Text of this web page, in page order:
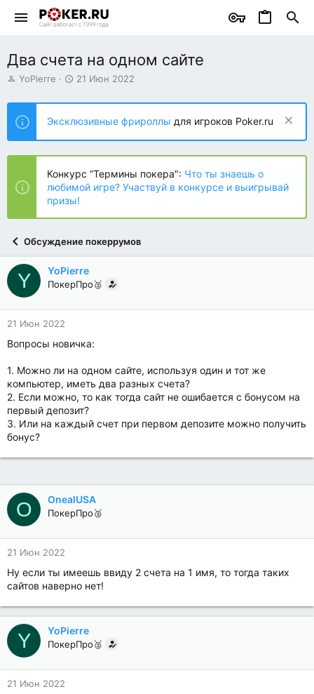
Два счета на одном сайте
А
т
о
р
т
е
ы
YoPierre
Д
т
н
а
ч
л
а
21 Июн 2022
Эксклюзивные фрироллы для игроков Poker.ru
Конкурс “Термины покера": Что ты знаешь о
любимой игре? Участвуй в конкурсе и выигрывай
призы!
Обсуждение покеррумов
Y YoPierre
ПокерПро🥈
21 Июн 2022
Вопросы новичка:
1. Можно ли на одном сайте, используя один и тот же
компьютер, иметь два разных счета?
2. Если можно, то как тогда сайт не ошибается с бонусом на
первый депозит?
3. Или на каждый счет при первом депозите можно получить
бонус?
O OnealUSA
ПокерПро🥈
21 Июн 2022
Ну если ты имеешь ввиду 2 счета на 1 имя, то тогда таких
сайтов наверно нет!
Y YoPierre
ПокерПро🥈
21 Июн 2022